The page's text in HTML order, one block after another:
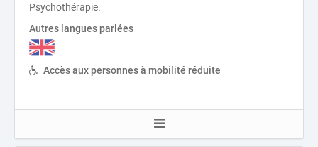
Psychothérapie.
Autres langues parlées
Accès aux personnes à mobilité réduite